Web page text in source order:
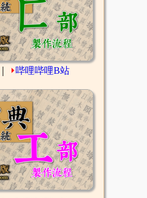
⏵哔哩哔哩B站